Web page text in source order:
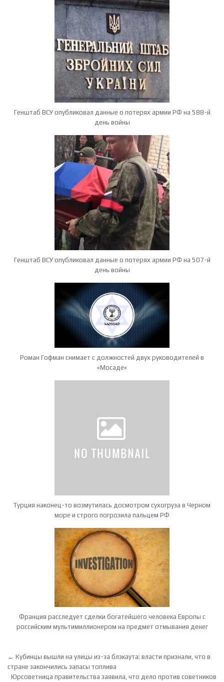
Генштаб ВСУ опубликовал данные о потерях армии РФ на 588-й
день войны
Генштаб ВСУ опубликовал данные о потерях армии РФ на 507-й
день войны
Роман Гофман снимает с должностей двух руководителей в
«Мосаде»
Турция наконец-то возмутилась досмотром сухогруза в Черном
море и строго погрозила пальцем РФ
Франция расследует сделки богатейшего человека Европы с
российским мультимиллионером на предмет отмывания денег
Навигация по записям
← Кубинцы вышли на улицы из-за блэкаута: власти признали, что в
стране закончились запасы топлива
Юрсоветница правительства заявила, что дело против советников